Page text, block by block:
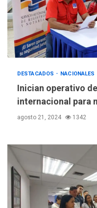
DESTACADOS NACIONALES
Inician operativo
internacional para
agosto 21, 2024 1342